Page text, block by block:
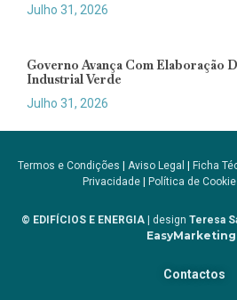
Julho 31, 2026
Governo Avança Com Elaboração
Industrial Verde
Julho 31, 2026
Termos e Condições Aviso Legal Ficha
Privacidade| Política de
© EDIFÍCIOS E ENERGIA | design Teresa
Contactos